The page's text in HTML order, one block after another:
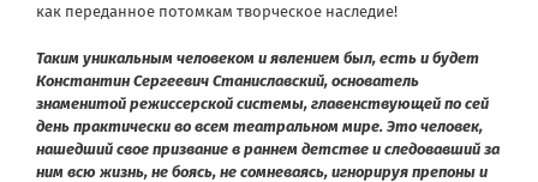
как переданное потомкам творческое наследие!
Таким уникальным человеком и явлением был, есть и будет
Константин Сергеевич Станиславский, основатель
знаменитой режиссерской системы, главенствующей по сей
день практически во всем театральном мире. Это человек,
нашедший свое призвание в раннем детстве и следовавший за
ним всю жизнь, не боясь, не сомневаясь, игнорируя препоны и